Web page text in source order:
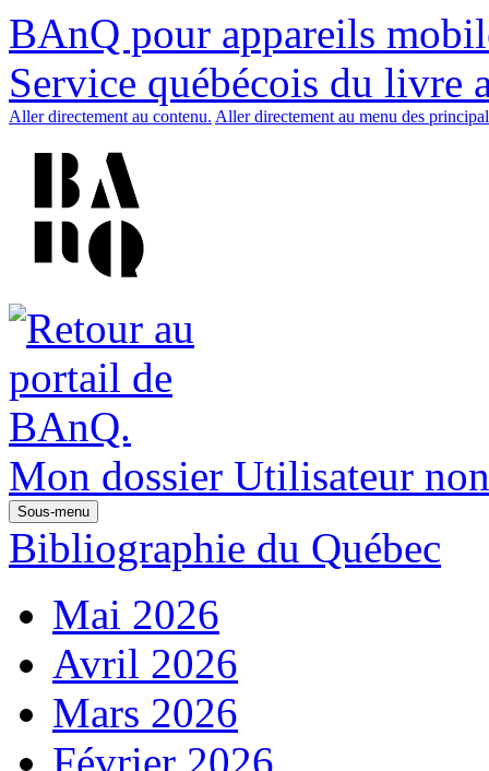
BAnQ pour appareils
Service québécois du livre
Aller directement au contenu. Aller directement au menu des
Mon dossier Utilisateur
Sous-menu
Bibliographie du Québec
Mai 2026
Avril 2026
Mars 2026